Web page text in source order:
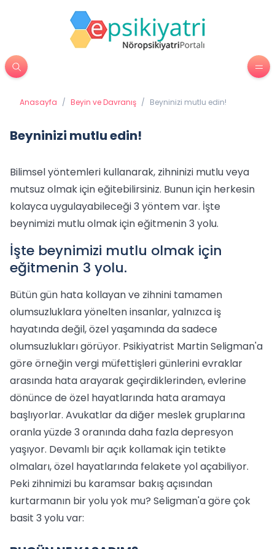
Anasayfa / Beyin ve Davranış / Beyninizi mutlu edin!
Beyninizi mutlu edin!
Bilimsel yöntemleri kullanarak, zihninizi mutlu veya
mutsuz olmak için eğitebilirsiniz. Bunun için herkesin
kolayca uygulayabileceği 3 yöntem var. İşte
beynimizi mutlu olmak için eğitmenin 3 yolu.
İşte beynimizi mutlu olmak için
eğitmenin 3 yolu.
Bütün gün hata kollayan ve zihnini tamamen
olumsuzluklara yönelten insanlar, yalnızca iş
hayatında değil, özel yaşamında da sadece
olumsuzlukları görüyor. Psikiyatrist Martin Seligman'a
göre örneğin vergi müfettişleri günlerini evraklar
arasında hata arayarak geçirdiklerinden, evlerine
dönünce de özel hayatlarında hata aramaya
başlıyorlar. Avukatlar da diğer meslek gruplarına
oranla yüzde 3 oranında daha fazla depresyon
yaşıyor. Devamlı bir açık kollamak için tetikte
olmaları, özel hayatlarında felakete yol açabiliyor.
Peki zihnimizi bu karamsar bakış açısından
kurtarmanın bir yolu yok mu? Seligman'a göre çok
basit 3 yolu var: